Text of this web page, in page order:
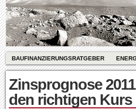
BAUFINANZIERUNGSRATGEBER
Zinsprognose
den richtigen Kurs